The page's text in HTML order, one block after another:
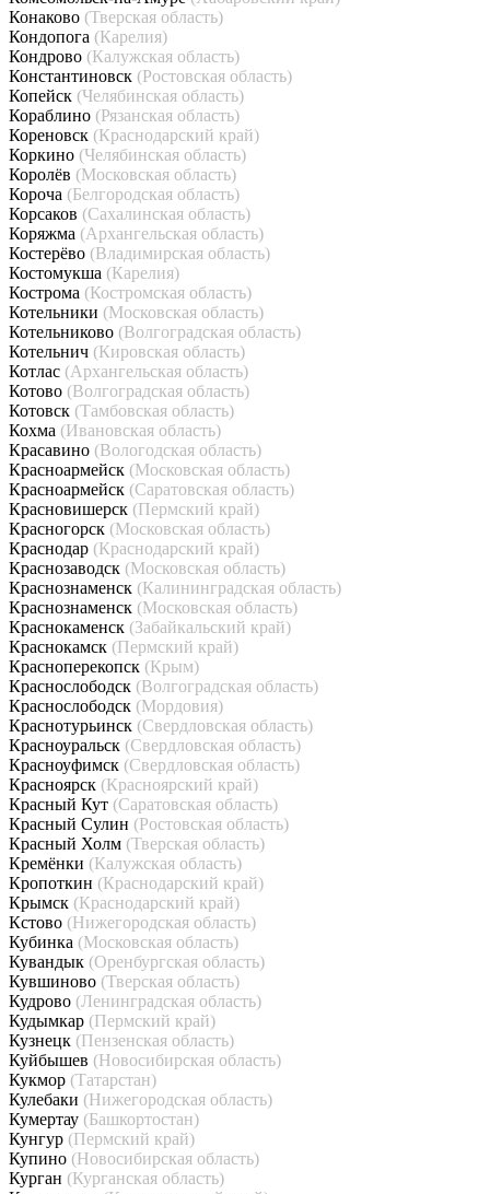
Конаково (Тверская область)
Кондопога (Карелия)
Кондрово (Калужская область)
Константиновск (Ростовская область)
Копейск (Челябинская область)
Кораблино (Рязанская область)
Кореновск (Краснодарский край)
Коркино (Челябинская область)
Королёв (Московская область)
Короча (Белгородская область)
Корсаков (Сахалинская область)
Коряжма (Архангельская область)
Костерёво (Владимирская область)
Костомукша (Карелия)
Кострома (Костромская область)
Котельники (Московская область)
Котельниково (Волгоградская область)
Котельнич (Кировская область)
Котлас (Архангельская область)
Котово (Волгоградская область)
Котовск (Тамбовская область)
Кохма (Ивановская область)
Красавино (Вологодская область)
Красноармейск (Московская область)
Красноармейск (Саратовская область)
Красновишерск (Пермский край)
Красногорск (Московская область)
Краснодар (Краснодарский край)
Краснозаводск (Московская область)
Краснознаменск (Калининградская область)
Краснознаменск (Московская область)
Краснокаменск (Забайкальский край)
Краснокамск (Пермский край)
Красноперекопск (Крым)
Краснослободск (Волгоградская область)
Краснослободск (Мордовия)
Краснотурьинск (Свердловская область)
Красноуральск (Свердловская область)
Красноуфимск (Свердловская область)
Красноярск (Красноярский край)
Красный Кут (Саратовская область)
Красный Сулин (Ростовская область)
Красный Холм (Тверская область)
Кремёнки (Калужская область)
Кропоткин (Краснодарский край)
Крымск (Краснодарский край)
Кстово (Нижегородская область)
Кубинка (Московская область)
Кувандык (Оренбургская область)
Кувшиново (Тверская область)
Кудрово (Ленинградская область)
Кудымкар (Пермский край)
Кузнецк (Пензенская область)
Куйбышев (Новосибирская область)
Кукмор (Татарстан)
Кулебаки (Нижегородская область)
Кумертау (Башкортостан)
Кунгур (Пермский край)
Купино (Новосибирская область)
Курган (Курганская область)